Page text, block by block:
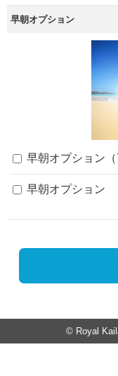
早朝オプション
早朝オプション（
早朝オプション
© Royal